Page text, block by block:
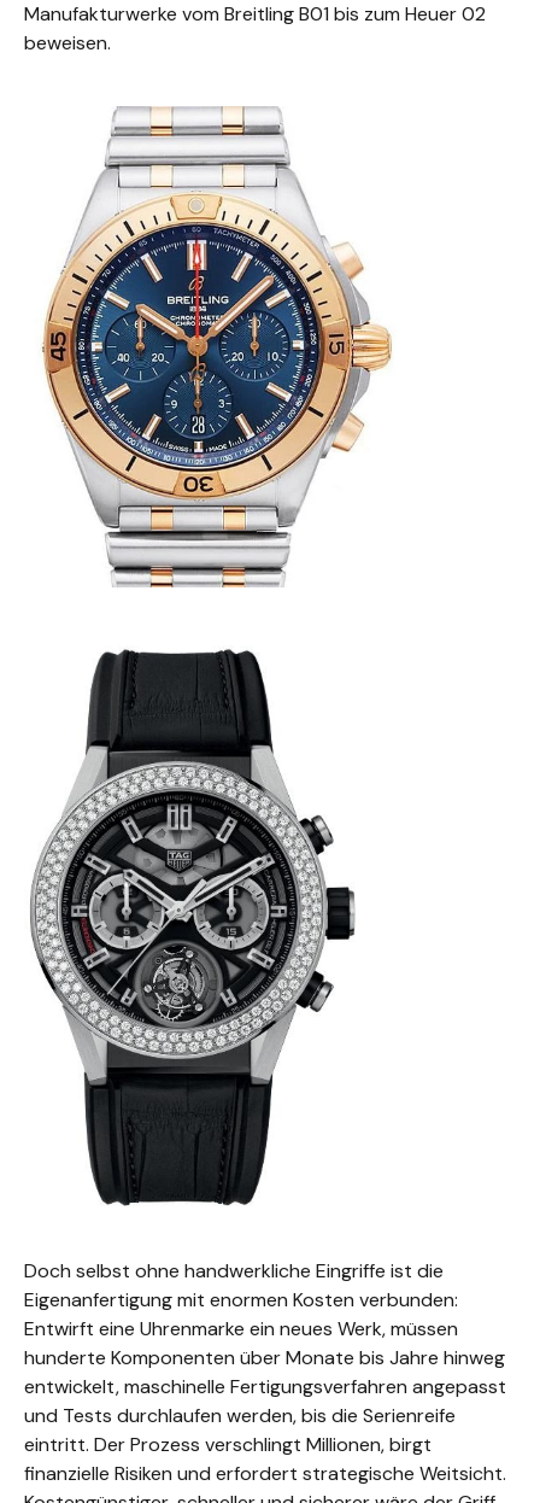
Manufakturwerke vom Breitling B01 bis zum Heuer 02
beweisen.
Doch selbst ohne handwerkliche Eingriffe ist die
Eigenanfertigung mit enormen Kosten verbunden:
Entwirft eine Uhrenmarke ein neues Werk, müssen
hunderte Komponenten über Monate bis Jahre hinweg
entwickelt, maschinelle Fertigungsverfahren angepasst
und Tests durchlaufen werden, bis die Serienreife
eintritt. Der Prozess verschlingt Millionen, birgt
finanzielle Risiken und erfordert strategische Weitsicht.